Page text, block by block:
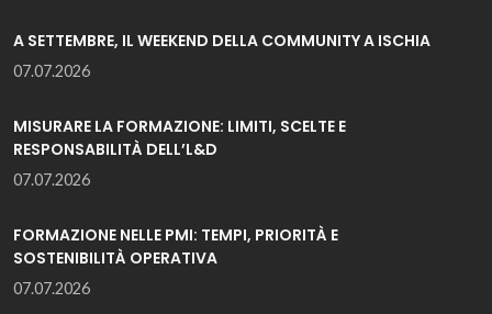
A SETTEMBRE, IL WEEKEND DELLA COMMUNITY A ISCHIA
07.07.2026
MISURARE LA FORMAZIONE: LIMITI, SCELTE E
RESPONSABILITÀ DELL’L&D
07.07.2026
FORMAZIONE NELLE PMI: TEMPI, PRIORITÀ E
SOSTENIBILITÀ OPERATIVA
07.07.2026